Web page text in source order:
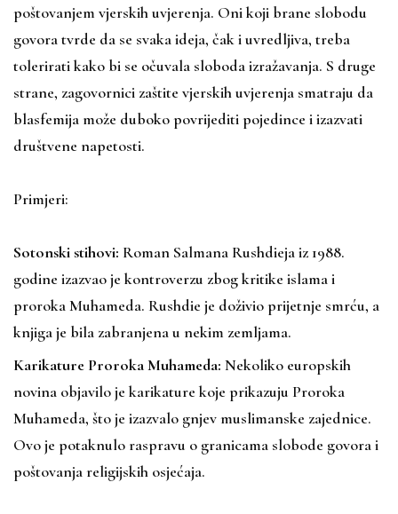
poštovanjem vjerskih uvjerenja. Oni koji brane slobodu
govora tvrde da se svaka ideja, čak i uvredljiva, treba
tolerirati kako bi se očuvala sloboda izražavanja. S druge
strane, zagovornici zaštite vjerskih uvjerenja smatraju da
blasfemija može duboko povrijediti pojedince i izazvati
društvene napetosti.
Primjeri:
Sotonski stihovi: Roman Salmana Rushdieja iz 1988.
godine izazvao je kontroverzu zbog kritike islama i
proroka Muhameda. Rushdie je doživio prijetnje smrću, a
knjiga je bila zabranjena u nekim zemljama.
Karikature Proroka Muhameda: Nekoliko europskih
novina objavilo je karikature koje prikazuju Proroka
Muhameda, što je izazvalo gnjev muslimanske zajednice.
Ovo je potaknulo raspravu o granicama slobode govora i
poštovanja religijskih osjećaja.